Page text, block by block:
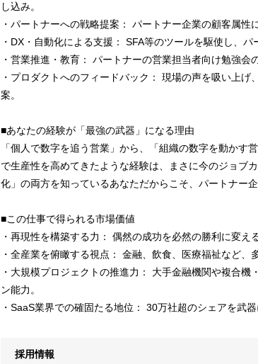
し込み。
・パートナーへの戦略提案： パートナー企業の顧客属性
・DX・自動化による支援： SFA等のツールを駆使し、
・営業推進・教育： パートナーの営業担当者向け勉強会
・プロダクトへのフィードバック： 現場の声を吸い上
案。
■あなたの経験が「最強の武器」になる理由
「個人で数字を追う営業」から、「組織の数字を動か
で生産性を高めてきたような経験は、まさに今のジョブ
化」の両方を知っているあなただからこそ、パートナー
■この仕事で得られる市場価値
・再現性を構築する力： 偶然の成功を必然の勝利に変え
・全産業を俯瞰する視点： 金融、飲食、医療福祉など、
・大規模プロジェクトの推進力： 大手金融機関や複合
ン能力。
・SaaS業界での確固たる地位： 30万社超のシェアを武
採用情報